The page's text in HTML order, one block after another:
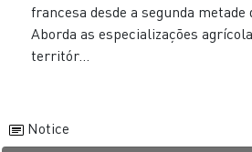
francesa desde a segunda metade
Aborda as especializações
territór...
Notice